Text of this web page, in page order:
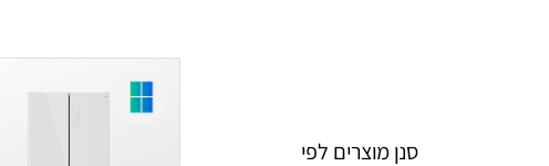
סנן מוצרים לפי